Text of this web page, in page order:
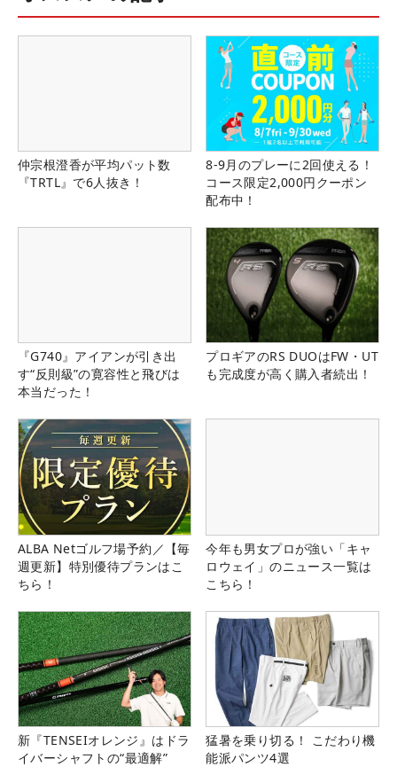
仲宗根澄香が平均パット数
『TRTL』で6人抜き！
8-9月のプレーに2回使える！
コース限定2,000円クーポン
配布中！
『G740』アイアンが引き出
す“反則級”の寛容性と飛びは
本当だった！
プロギアのRS DUOはFW・UT
も完成度が高く購入者続出！
ALBA Netゴルフ場予約／【毎
週更新】特別優待プランはこ
ちら！
今年も男女プロが強い「キャ
ロウェイ」のニュース一覧は
こちら！
新『TENSEIオレンジ』はドラ
イバーシャフトの“最適解”
猛暑を乗り切る！ こだわり機
能派パンツ4選